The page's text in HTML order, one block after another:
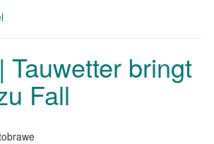
Tauwetter bringt
Fall